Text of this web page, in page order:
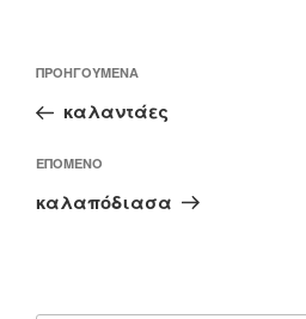
άρθρων
Προηγούμενο
άρθρο
ΠΡΟΗΓΟΎΜΕΝΑ
καλαντάες
Επόμενο
άρθρο
ΕΠΌΜΕΝΟ
καλαπόδιασα